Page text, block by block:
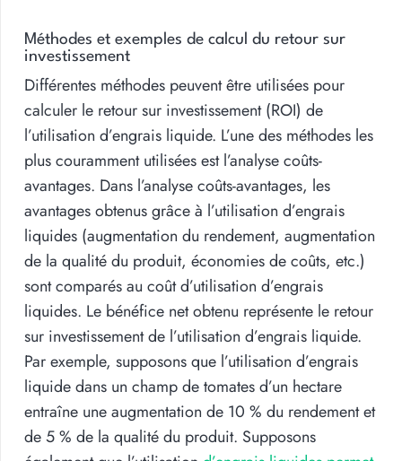
Méthodes et exemples de calcul du retour sur
investissement
Différentes méthodes peuvent être utilisées pour
calculer le retour sur investissement (ROI) de
l’utilisation d’engrais liquide. L’une des méthodes les
plus couramment utilisées est l’analyse coûts-
avantages. Dans l’analyse coûts-avantages, les
avantages obtenus grâce à l’utilisation d’engrais
liquides (augmentation du rendement, augmentation
de la qualité du produit, économies de coûts, etc.)
sont comparés au coût d’utilisation d’engrais
liquides. Le bénéfice net obtenu représente le retour
sur investissement de l’utilisation d’engrais liquide.
Par exemple, supposons que l’utilisation d’engrais
liquide dans un champ de tomates d’un hectare
entraîne une augmentation de 10 % du rendement et
de 5 % de la qualité du produit. Supposons